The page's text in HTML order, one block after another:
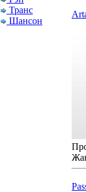
Транс
Шансон